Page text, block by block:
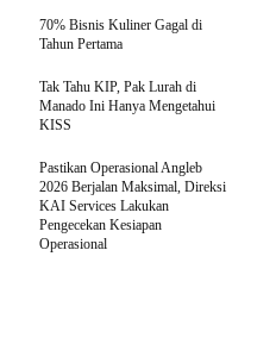
70% Bisnis Kuliner Gagal di
Tahun Pertama
Tak Tahu KIP, Pak Lurah di
Manado Ini Hanya Mengetahui
KISS
Pastikan Operasional Angleb
2026 Berjalan Maksimal, Direksi
KAI Services Lakukan
Pengecekan Kesiapan
Operasional